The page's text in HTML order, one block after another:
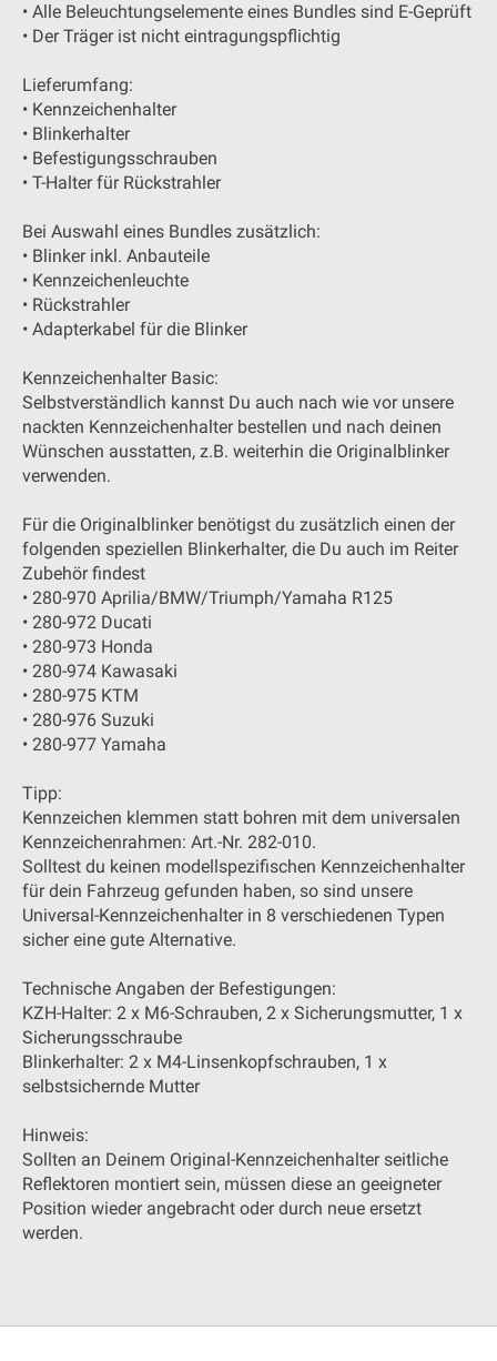
• Alle Beleuchtungselemente eines Bundles sind E-Geprüft
• Der Träger ist nicht eintragungspflichtig
Lieferumfang:
• Kennzeichenhalter
• Blinkerhalter
• Befestigungsschrauben
• T-Halter für Rückstrahler
Bei Auswahl eines Bundles zusätzlich:
• Blinker inkl. Anbauteile
• Kennzeichenleuchte
• Rückstrahler
• Adapterkabel für die Blinker
Kennzeichenhalter Basic:
Selbstverständlich kannst Du auch nach wie vor unsere
nackten Kennzeichenhalter bestellen und nach deinen
Wünschen ausstatten, z.B. weiterhin die Originalblinker
verwenden.
Für die Originalblinker benötigst du zusätzlich einen der
folgenden speziellen Blinkerhalter, die Du auch im Reiter
Zubehör findest
• 280-970 Aprilia/BMW/Triumph/Yamaha R125
• 280-972 Ducati
• 280-973 Honda
• 280-974 Kawasaki
• 280-975 KTM
• 280-976 Suzuki
• 280-977 Yamaha
Tipp:
Kennzeichen klemmen statt bohren mit dem universalen
Kennzeichenrahmen: Art.-Nr. 282-010.
Solltest du keinen modellspezifischen Kennzeichenhalter
für dein Fahrzeug gefunden haben, so sind unsere
Universal-Kennzeichenhalter in 8 verschiedenen Typen
sicher eine gute Alternative.
Technische Angaben der Befestigungen:
KZH-Halter: 2 x M6-Schrauben, 2 x Sicherungsmutter, 1 x
Sicherungsschraube
Blinkerhalter: 2 x M4-Linsenkopfschrauben, 1 x
selbstsichernde Mutter
Hinweis:
Sollten an Deinem Original-Kennzeichenhalter seitliche
Reflektoren montiert sein, müssen diese an geeigneter
Position wieder angebracht oder durch neue ersetzt
werden.